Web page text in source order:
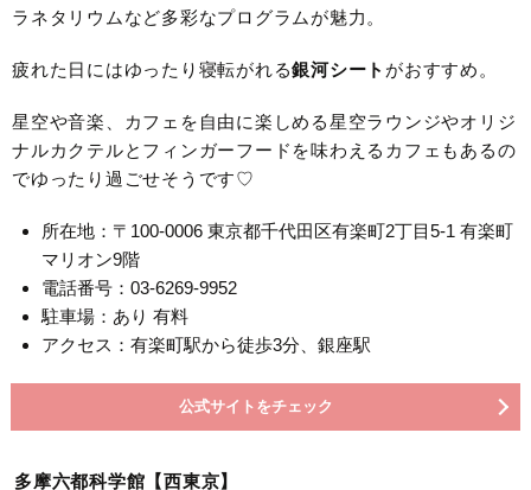
ラネタリウムなど多彩なプログラムが魅力。
疲れた日にはゆったり寝転がれる銀河シート がおすすめ。
星空や音楽、カフェを自由に楽しめる星空ラウンジやオリジ
ナルカクテルとフィンガーフードを味わえるカフェもあるの
でゆったり過ごせそうです♡
所在地：〒100-0006 東京都千代田区有楽町2丁目5-1 有楽町
マリオン9階
電話番号：03-6269-9952
駐車場：あり 有料
アクセス：有楽町駅から徒歩3分、銀座駅
公式サイトをチェック
多摩六都科学館【西東京】